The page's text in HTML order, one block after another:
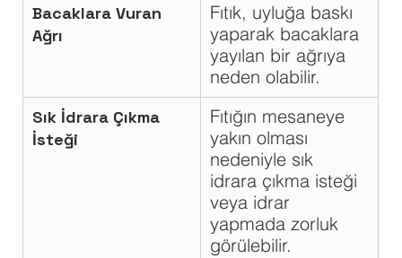
Bacaklara Vuran
Ağrı
Fıtık, uyluğa baskı
yaparak bacaklara
yayılan bir ağrıya
neden olabilir.
Sık İdrara Çıkma
İsteği
Fıtığın mesaneye
yakın olması
nedeniyle sık
idrara çıkma isteği
veya idrar
yapmada zorluk
görülebilir.